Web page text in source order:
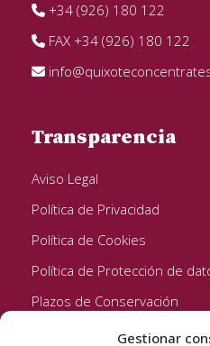
Gestionar
+34 (926) 180 122
FAX +34 (926) 180 122
Transparencia
Aviso Legal
Política de Privacidad
Política de Cookies
Política de Protección de
Plazos de Conservación